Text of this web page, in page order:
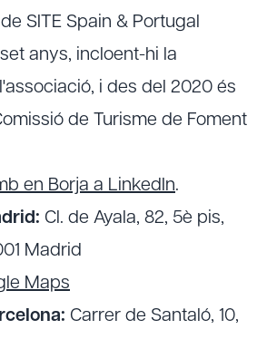
SITE Spain & Portugal
anys, incloent-hi la
i des del 2020 és
de Turisme de Foment
en Borja a LinkedIn.
Cl. de Ayala, 82, 5è pis,
Madrid
Maps
Carrer de Santaló, 10,